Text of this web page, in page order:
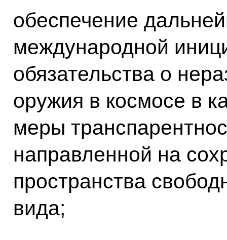
обеспечение
международной
обязательства о
оружия в космосе в
меры
направленной на
пространства
вида;